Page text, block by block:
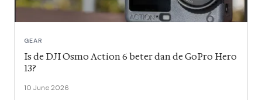
GEAR
Is de DJI Osmo Action 6 beter dan de GoPro Hero
13?
10 June 2026